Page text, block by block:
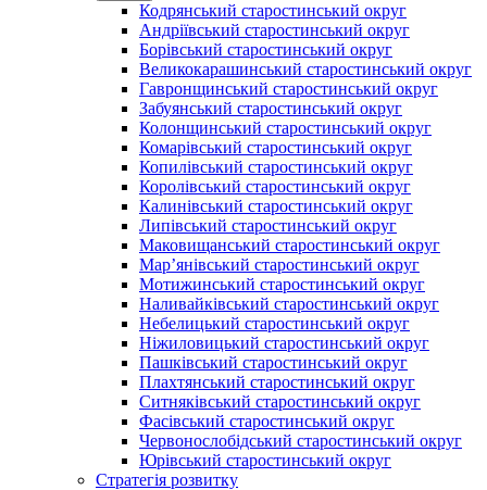
Кодрянський старостинський округ
Андріївський старостинський округ
Борівський старостинський округ
Великокарашинський старостинський округ
Гавронщинський старостинський округ
Забуянський старостинський округ
Колонщинський старостинський округ
Комарівський старостинський округ
Копилівський старостинський округ
Королівський старостинський округ
Калинівський старостинський округ
Липівський старостинський округ
Маковищанський старостинський округ
Мар’янівський старостинський округ
Мотижинський старостинський округ
Наливайківський старостинський округ
Небелицький старостинський округ
Ніжиловицький старостинський округ
Пашківський старостинський округ
Плахтянський старостинський округ
Ситняківський старостинський округ
Фасівський старостинський округ
Червонослобідський старостинський округ
Юрівський старостинський округ
Стратегія розвитку